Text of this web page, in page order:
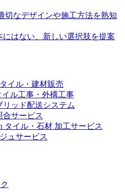
切なデザインや施工方法を熟知
にはない、新しい選択肢を提案
タイル・建材販売
イル工事・外構工事
リッド配送システム
合サービス
タイル・石材 加工サービス
ュサービス